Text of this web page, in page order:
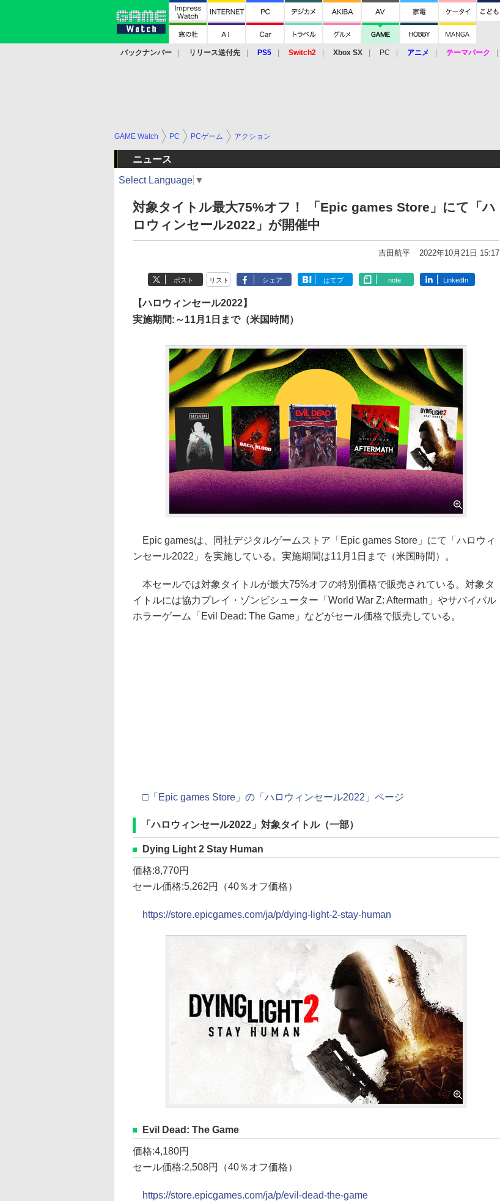
バックナンバー リリース送付先 PS5 Switch2 Xbox SX PC アニメ テーマパーク
GAME Watch PC PCゲーム アクション
ニュース
Select Language ▼
対象タイトル最大75%オフ！ 「Epic games Store」にて「ハ
ロウィンセール2022」が開催中
吉田航平 2022年10月21日 15:17
ポスト リスト シェア はてブ note LinkedIn
【ハロウィンセール2022】
実施期間:～11月1日まで（米国時間）
Epic gamesは、同社デジタルゲームストア「Epic games Store」にて「ハロウィ
ンセール2022」を実施している。実施期間は11月1日まで（米国時間）。
本セールでは対象タイトルが最大75%オフの特別価格で販売されている。対象タ
イトルには協力プレイ・ゾンビシューター「World War Z: Aftermath」やサバイバル
ホラーゲーム「Evil Dead: The Game」などがセール価格で販売している。
□「Epic games Store」の「ハロウィンセール2022」ページ
「ハロウィンセール2022」対象タイトル（一部）
Dying Light 2 Stay Human
価格:8,770円
セール価格:5,262円（40％オフ価格）
https://store.epicgames.com/ja/p/dying-light-2-stay-human
Evil Dead: The Game
価格:4,180円
セール価格:2,508円（40％オフ価格）
https://store.epicgames.com/ja/p/evil-dead-the-game